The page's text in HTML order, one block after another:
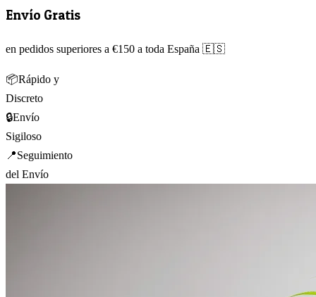
Envío Gratis
en pedidos superiores a €150 a toda España 🇪🇸
📦Rápido y
Discreto
🔒Envío
Sigiloso
📍Seguimiento
del Envío